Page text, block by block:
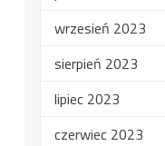
wrzesień 2023
sierpień 2023
lipiec 2023
czerwiec 2023